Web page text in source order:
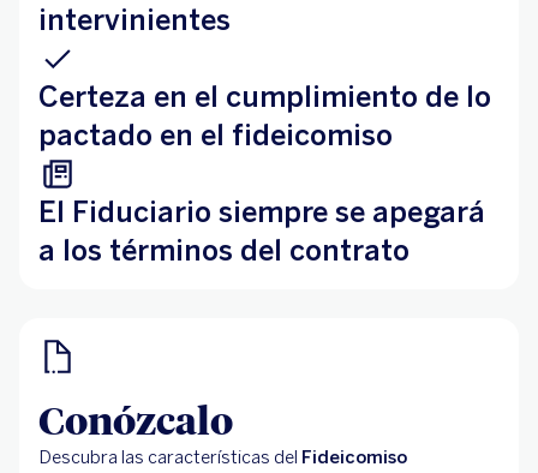
intervinientes
Certeza en el cumplimiento de lo
pactado en el fideicomiso
El Fiduciario siempre se apegará
a los términos del contrato
Conózcalo
Descubra las características del Fideicomiso